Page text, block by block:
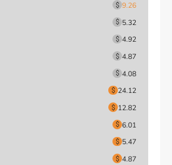
9.26
5.32
4.92
4.87
4.08
24.12
12.82
6.01
5.47
4.87